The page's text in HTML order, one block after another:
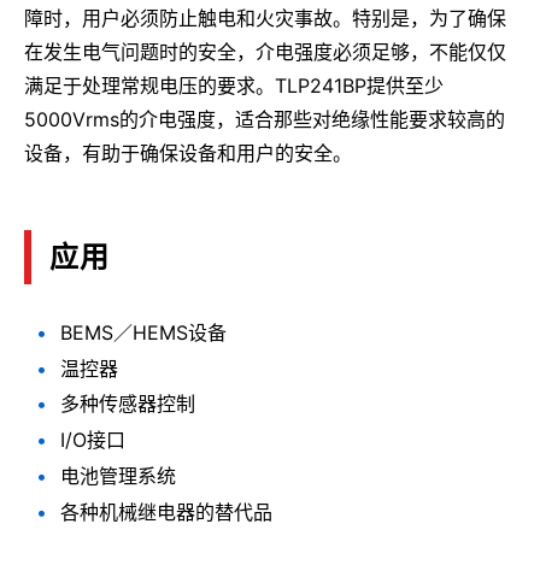
障时，用户必须防止触电和火灾事故。特别是，为了确保
在发生电气问题时的安全，介电强度必须足够，不能仅仅
满足于处理常规电压的要求。TLP241BP提供至少
5000Vrms的介电强度，适合那些对绝缘性能要求较高的
设备，有助于确保设备和用户的安全。
应用
BEMS／HEMS设备
温控器
多种传感器控制
I/O接口
电池管理系统
各种机械继电器的替代品